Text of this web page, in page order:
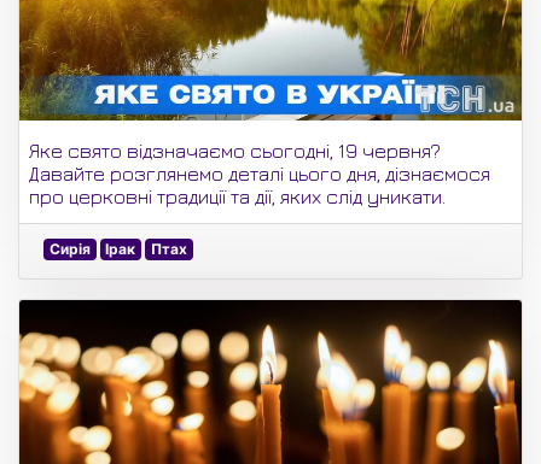
Яке свято відзначаємо сьогодні, 19 червня?
Давайте розглянемо деталі цього дня, дізнаємося
про церковні традиції та дії, яких слід уникати.
Сирія Ірак Птах